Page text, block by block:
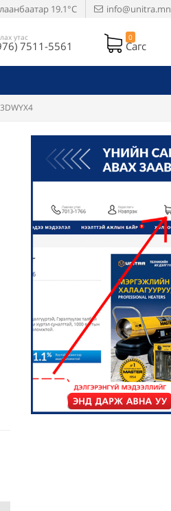
19.1°C info@unitra.mn
утас
7511-5561
0
Сагс